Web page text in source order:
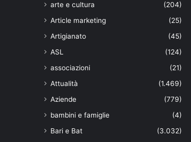
arte e cultura
(204)
Article marketing
(25)
Artigianato
(45)
ASL
(124)
associazioni
(21)
Attualità
(1.469)
Aziende
(779)
bambini e famiglie
(4)
Bari e Bat
(3.032)